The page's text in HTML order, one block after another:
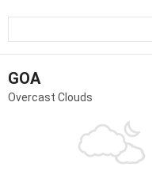
GOA
Overcast Clouds